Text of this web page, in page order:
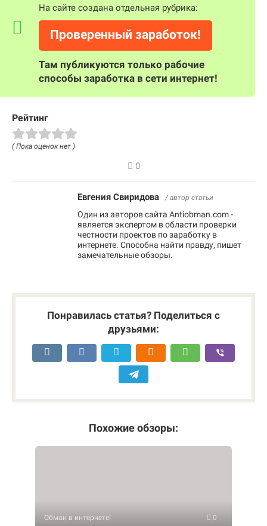
На сайте создана отдельная рубрика:
Проверенный заработок!
Там публикуются только рабочие
способы заработка в сети интернет!
Рейтинг
( Пока оценок нет )
0
Евгения Свиридова / автор статьи
Один из авторов сайта Antiobman.com -
является экспертом в области проверки
честности проектов по заработку в
интернете. Способна найти правду, пишет
замечательные обзоры.
Понравилась статья? Поделиться с
друзьями:
Похожие обзоры:
Обман в интернете! 0